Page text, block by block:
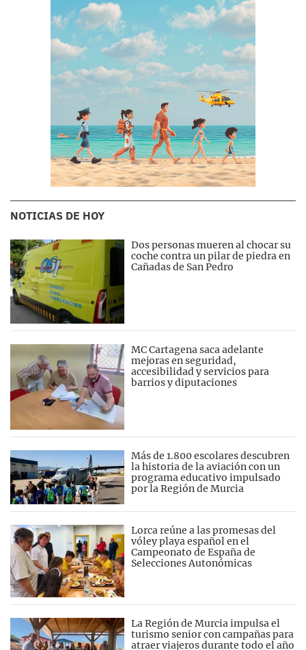
NOTICIAS DE HOY
Dos personas mueren al chocar su
coche contra un pilar de piedra en
Cañadas de San Pedro
MC Cartagena saca adelante
mejoras en seguridad,
accesibilidad y servicios para
barrios y diputaciones
Más de 1.800 escolares descubren
la historia de la aviación con un
programa educativo impulsado
por la Región de Murcia
Lorca reúne a las promesas del
vóley playa español en el
Campeonato de España de
Selecciones Autonómicas
La Región de Murcia impulsa el
turismo senior con campañas para
atraer viajeros durante todo el año